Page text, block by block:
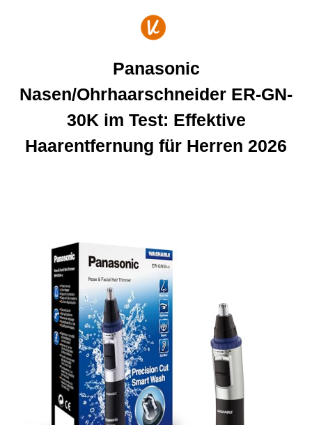
Panasonic
Nasen/Ohrhaarschneider ER-GN-
30K im Test: Effektive
Haarentfernung für Herren 2026